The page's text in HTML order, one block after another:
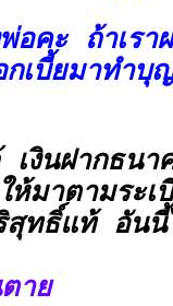
ะ ถ้าเราฝ
กเบี้ยมาทำบุ
นฝากธนาค
มาตามระเ
สุทธิ์แท้ อันนี้
าย